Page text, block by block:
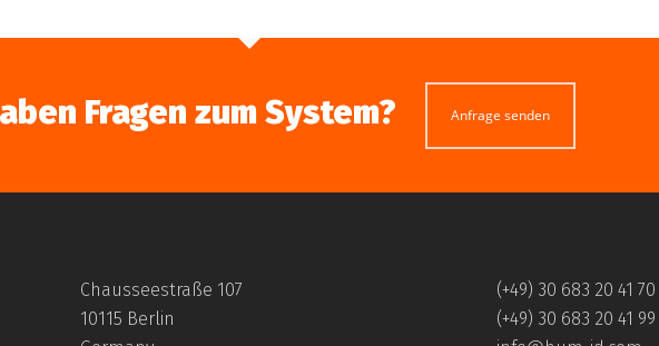
Fragen zum System? Anfrage senden
Chausseestraße 107
10115 Berlin
(+49) 30 683 20 41 70
(+49) 30 683 20 41 99